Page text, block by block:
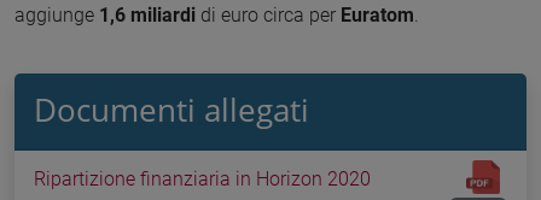
aggiunge 1,6 miliardi di euro circa per Euratom.
Documenti allegati
Ripartizione finanziaria in Horizon 2020